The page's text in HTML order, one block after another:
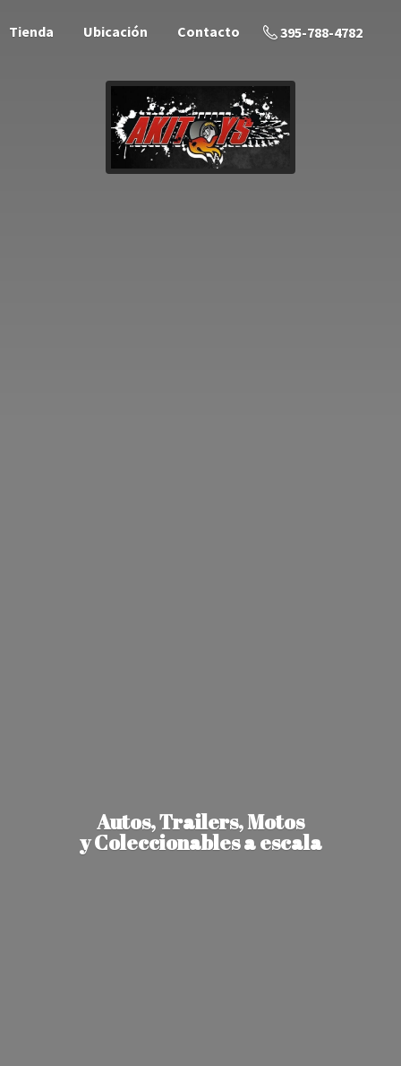
Tienda Ubicación Contacto 395-788-4782
Autos, Trailers, Motos
y Coleccionablesa escala